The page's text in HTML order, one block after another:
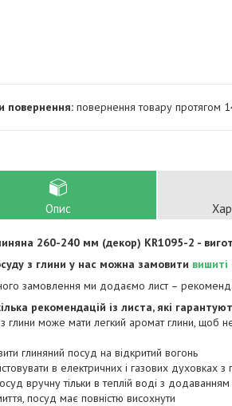
повернення товару протягом
Опис
260-240 мм (декор) KR1095-2 -
з глини у нас можна замовити
замовлення ми додаємо лист –
рекомендацій із листа, які
глини може мати легкий аромат глини, щоб
глиняний посуд на відкритий вогонь
в електричних і газових духовках
вручну тільки в теплій воді з
посуд має повністю висохнути